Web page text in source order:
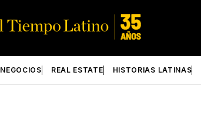
NEGOCIOS REAL ESTATE HISTORIAS LATINAS